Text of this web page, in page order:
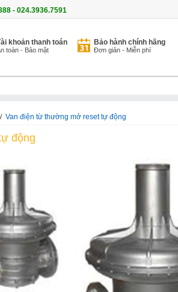
- 024.3936.7591
khoản thanh toán
toàn - Bảo mật
Bảo hành chính hãng
Đơn giản - Miễn phí
Van điện từ thường mở reset tự động
động